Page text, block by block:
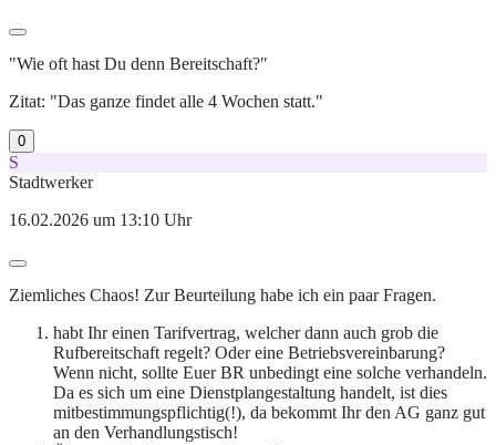
"Wie oft hast Du denn Bereitschaft?"
Zitat: "Das ganze findet alle 4 Wochen statt."
0
S
Stadtwerker
16.02.2026 um 13:10 Uhr
Ziemliches Chaos! Zur Beurteilung habe ich ein paar Fragen.
habt Ihr einen Tarifvertrag, welcher dann auch grob die
Rufbereitschaft regelt? Oder eine Betriebsvereinbarung?
Wenn nicht, sollte Euer BR unbedingt eine solche verhandeln.
Da es sich um eine Dienstplangestaltung handelt, ist dies
mitbestimmungspflichtig(!), da bekommt Ihr den AG ganz gut
an den Verhandlungstisch!